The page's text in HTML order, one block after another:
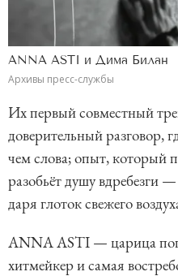
ANNA ASTI и Дима Билан
Архивы пресс-службы
Их первый совместный
доверительный разговор,
чем слова; опыт, который
разобьёт душу вдребезги
даря глоток свежего
ANNA ASTI — царица
хитмейкер и самая